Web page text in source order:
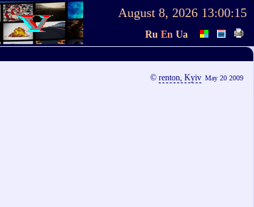
August 8, 2026 13:00:16
Ru En Ua
© renton, Kyiv May 20 2009